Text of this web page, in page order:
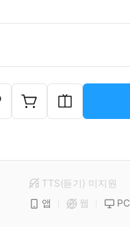
TTS(듣기) 미지원
앱 웹